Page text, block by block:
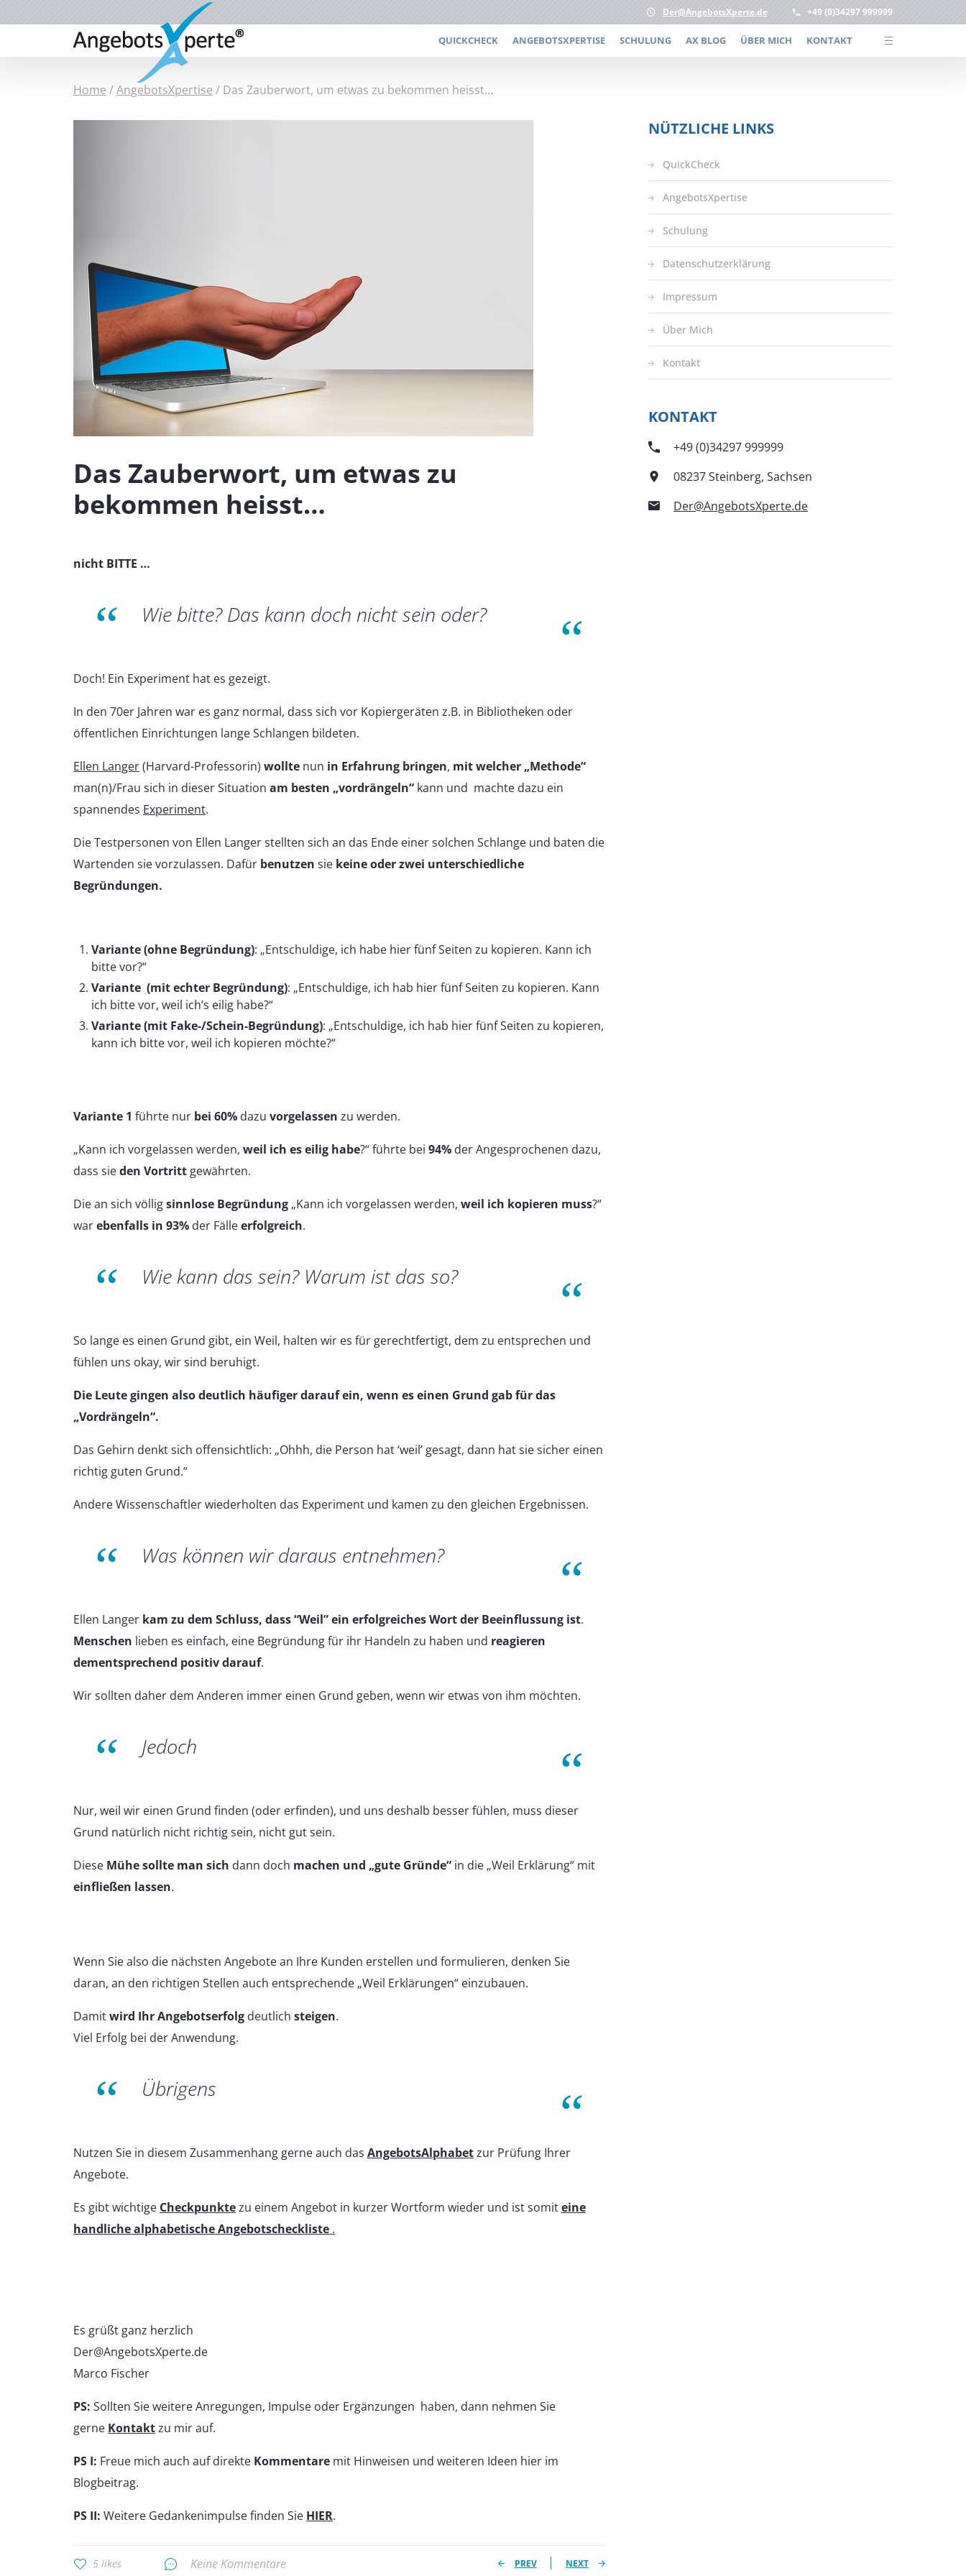
Der@AngebotsXperte.de +49 (0)34297 999999
QUICKCHECK ANGEBOTSXPERTISE SCHULUNG AX BLOG ÜBER MICH KONTAKT
Home /AngebotsXpertise / Das Zauberwort, um etwas zu bekommen heisst…
Das Zauberwort, um etwas zu
bekommen heisst…
nicht BITTE …
Wie bitte? Das kann doch nicht sein oder?
Doch! Ein Experiment hat es gezeigt.
In den 70er Jahren war es ganz normal, dass sich vor Kopiergeräten z.B. in Bibliotheken oder
öffentlichen Einrichtungen lange Schlangen bildeten.
Ellen Langer(Harvard-Professorin) wollte nun in Erfahrung bringen, mit welcher „Methode“
man(n)/Frau sich in dieser Situation am besten „vordrängeln“ kann und machte dazu ein
spannendes Experiment.
Die Testpersonen von Ellen Langer stellten sich an das Ende einer solchen Schlange und baten die
Wartenden sie vorzulassen. Dafür benutzen sie keineoder zwei unterschiedliche
Begründungen.
Variante (ohne Begründung): „Entschuldige, ich habe hier fünf Seiten zu kopieren. Kann ich
bitte vor?“
Variante (mit echter Begründung): „Entschuldige, ich hab hier fünf Seiten zu kopieren. Kann
ich bitte vor, weil ich’s eilig habe?“
Variante (mit Fake-/Schein-Begründung): „Entschuldige, ich hab hier fünf Seiten zu kopieren,
kann ich bitte vor, weil ich kopieren möchte?“
Variante 1 führte nur bei 60% dazu vorgelassen zu werden.
„Kann ich vorgelassen werden, weil ich es eilig habe?“ führte bei 94% der Angesprochenen dazu,
dass sieden Vortritt gewährten.
Die an sich völligsinnlose Begründung „Kann ich vorgelassen werden, weil ich kopieren muss?“
warebenfalls in 93% der Fälleerfolgreich.
Wie kann das sein? Warum ist das so?
So lange es einen Grund gibt, ein Weil, halten wir es für gerechtfertigt, dem zu entsprechen und
fühlen uns okay, wir sind beruhigt.
Die Leute gingen also deutlich häufiger darauf ein, wenn es einen Grund gabfür das
„Vordrängeln“.
Das Gehirn denkt sich offensichtlich: „Ohhh, die Person hat ‘weil’ gesagt, dann hat sie sicher einen
richtig guten Grund.“
Andere Wissenschaftler wiederholten das Experiment und kamen zu den gleichen Ergebnissen.
Was können wir daraus entnehmen?
Ellen Langer kam zu dem Schluss, dass “Weil” ein erfolgreiches Wort der Beeinflussung ist.
Menschen lieben es einfach, eine Begründung für ihr Handeln zu haben und reagieren
dementsprechend positiv darauf.
Wir sollten daher dem Anderen immer einen Grund geben, wenn wir etwas von ihm möchten.
Jedoch
Nur, weil wir einen Grund finden (oder erfinden), und uns deshalb besser fühlen, muss dieser
Grund natürlich nicht richtig sein, nicht gut sein.
Diese Mühesollte man sich dann doch machen und „gute Gründe“ in die „Weil Erklärung“ mit
einfließen lassen.
Wenn Sie also die nächsten Angebote an Ihre Kunden erstellen und formulieren, denken Sie
daran, an den richtigen Stellen auch entsprechende „Weil Erklärungen“ einzubauen.
Damitwird Ihr Angebotserfolg deutlich steigen.
Viel Erfolg bei der Anwendung.
Übrigens
Nutzen Sie in diesem Zusammenhang gerne auch das AngebotsAlphabetzur Prüfung Ihrer
Angebote.
Es gibt wichtige Checkpunktezu einem Angebot in kurzer Wortform wieder und ist somiteine
handliche alphabetische Angebotscheckliste .
Es grüßt ganz herzlich
Der@AngebotsXperte.de
Marco Fischer
PS: Sollten Sie weitere Anregungen, Impulse oder Ergänzungen haben, dann nehmen Sie
gerne Kontaktzu mir auf.
PS I: Freue mich auch auf direkte Kommentare mit Hinweisen und weiteren Ideen hier im
Blogbeitrag.
PS II: Weitere Gedankenimpulse finden Sie HIER.
5 likes Keine Kommentare PREV NEXT
NÜTZLICHE LINKS
QuickCheck
AngebotsXpertise
Schulung
Datenschutzerklärung
Impressum
Über Mich
Kontakt
KONTAKT
+49 (0)34297 999999
08237 Steinberg, Sachsen
Der@AngebotsXperte.de